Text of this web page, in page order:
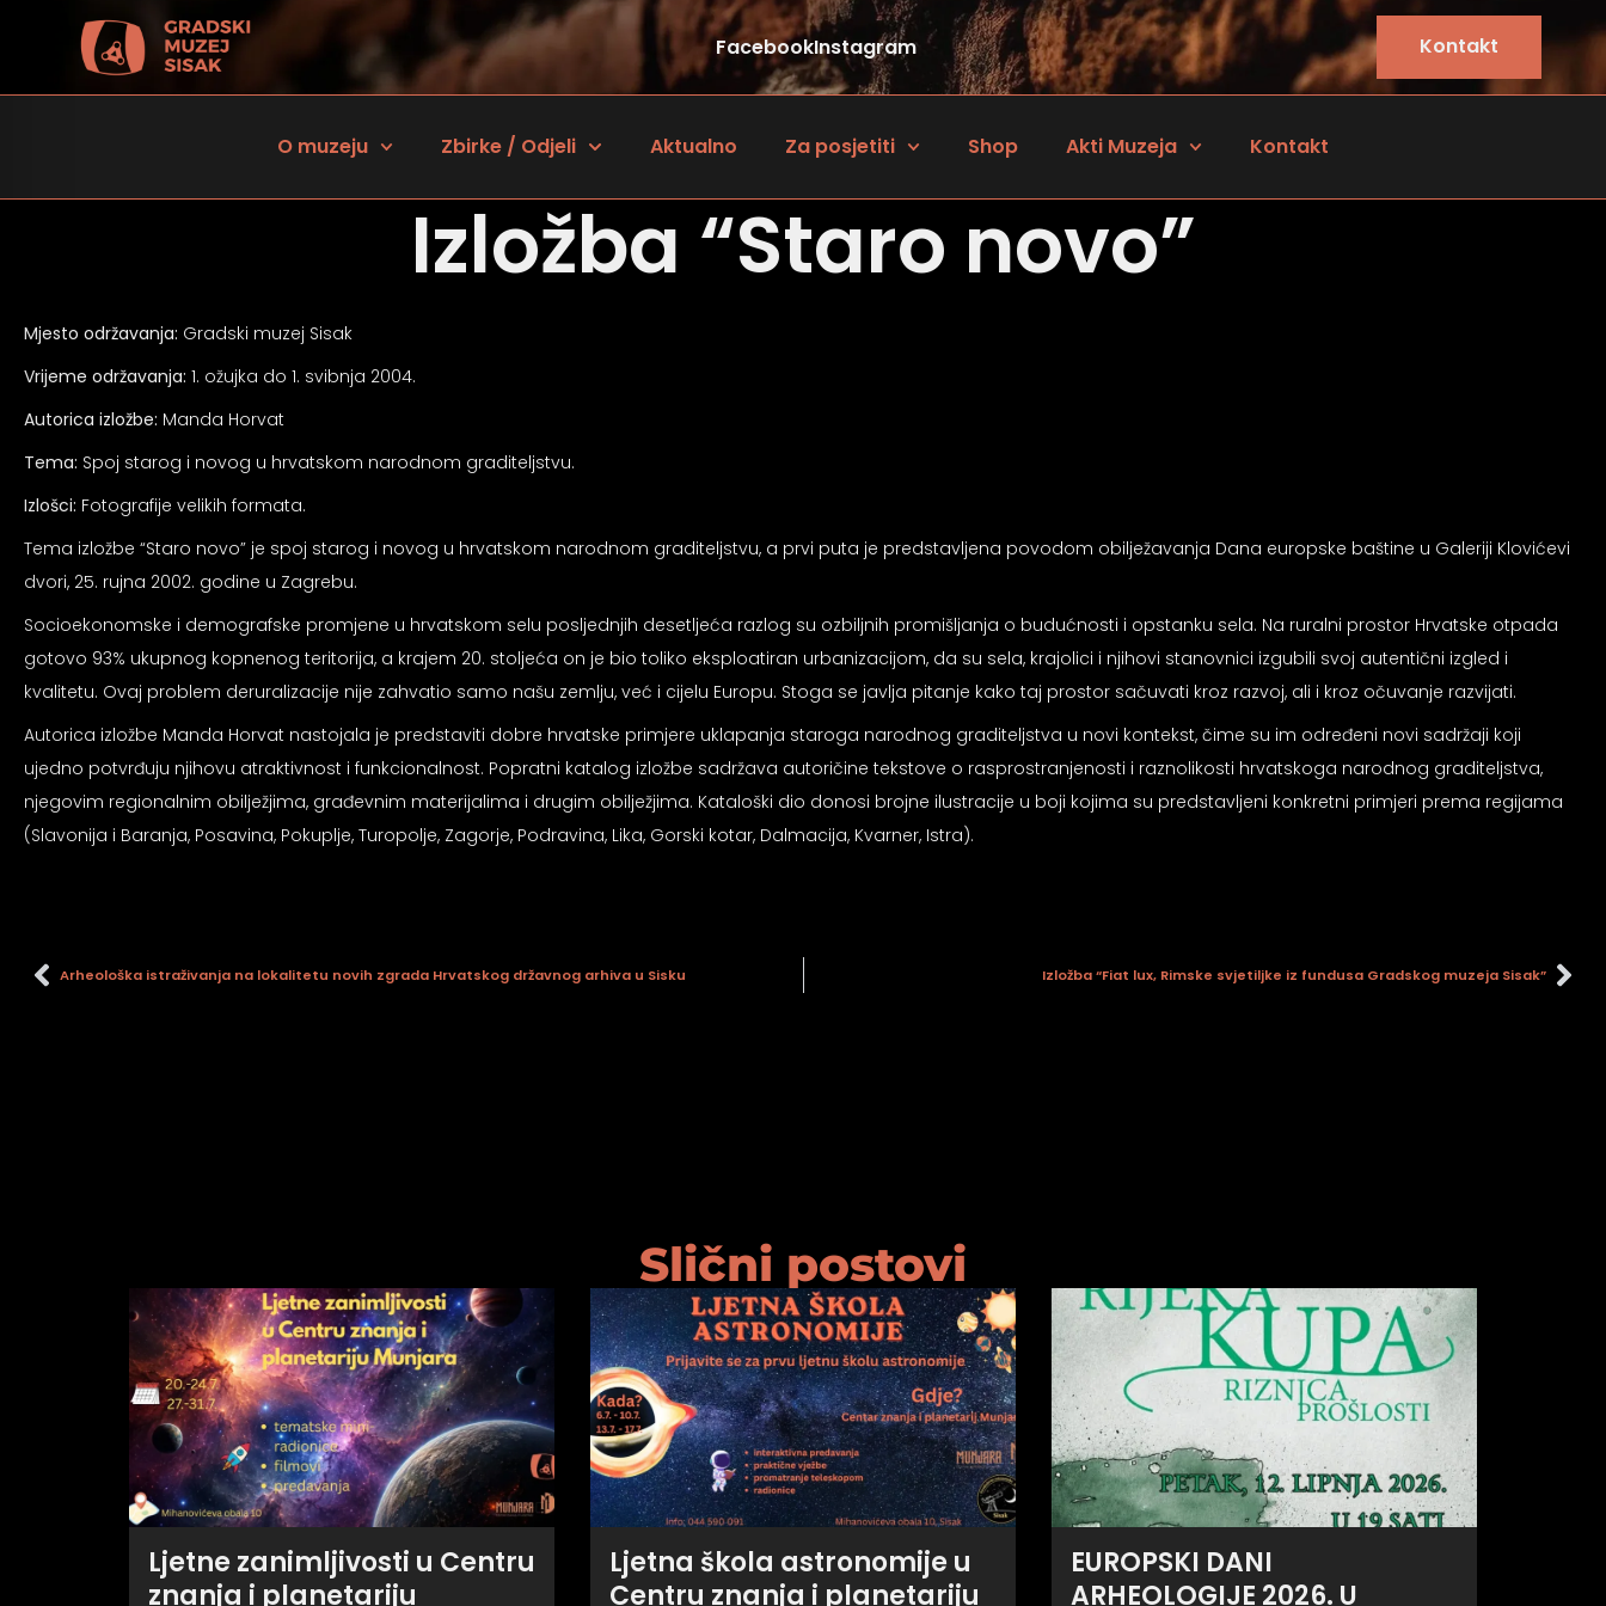
FacebookInstagram Kontakt
O muzeju Zbirke / Odjeli Aktualno Za posjetiti Shop Akti Muzeja Kontakt
Izložba “Staro novo”
Mjesto održavanja: Gradski muzej Sisak
Vrijeme održavanja: 1. ožujka do 1. svibnja 2004.
Autorica izložbe: Manda Horvat
Tema: Spoj starog i novog u hrvatskom narodnom graditeljstvu.
Izlošci: Fotografije velikih formata.
Tema izložbe “Staro novo” je spoj starog i novog u hrvatskom narodnom graditeljstvu, a prvi puta je predstavljena povodom obilježavanja Dana europske baštine u Galeriji Klovićevi
dvori, 25. rujna 2002. godine u Zagrebu.
Socioekonomske i demografske promjene u hrvatskom selu posljednjih desetljeća razlog su ozbiljnih promišljanja o budućnosti i opstanku sela. Na ruralni prostor Hrvatske otpada
gotovo 93% ukupnog kopnenog teritorija, a krajem 20. stoljeća on je bio toliko eksploatiran urbanizacijom, da su sela, krajolici i njihovi stanovnici izgubili svoj autentični izgled i
kvalitetu. Ovaj problem deruralizacije nije zahvatio samo našu zemlju, već i cijelu Europu. Stoga se javlja pitanje kako taj prostor sačuvati kroz razvoj, ali i kroz očuvanje razvijati.
Autorica izložbe Manda Horvat nastojala je predstaviti dobre hrvatske primjere uklapanja staroga narodnog graditeljstva u novi kontekst, čime su im određeni novi sadržaji koji
ujedno potvrđuju njihovu atraktivnost i funkcionalnost. Popratni katalog izložbe sadržava autoričine tekstove o rasprostranjenosti i raznolikosti hrvatskoga narodnog graditeljstva,
njegovim regionalnim obilježjima, građevnim materijalima i drugim obilježjima. Kataloški dio donosi brojne ilustracije u boji kojima su predstavljeni konkretni primjeri prema regijama
(Slavonija i Baranja, Posavina, Pokuplje, Turopolje, Zagorje, Podravina, Lika, Gorski kotar, Dalmacija, Kvarner, Istra).
Arheološka istraživanja na lokalitetu novih zgrada Hrvatskog državnog arhiva u Sisku Izložba “Fiat lux, Rimske svjetiljke iz fundusa Gradskog muzeja Sisak”
Slični postovi
Ljetne zanimljivosti u Centru
znanja i planetariju
Ljetna škola astronomije u
Centru znanja i planetariju
EUROPSKI DANI
ARHEOLOGIJE 2026. U
za osobe sa oštećenjem vida
profil za epilepsiju
prijateljski režim
režim za epilepsiju